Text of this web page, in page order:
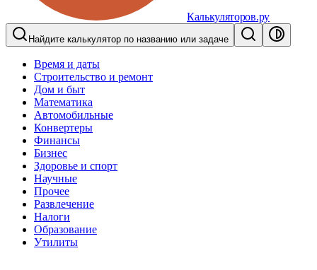
Калькуляторов.ру
Найдите калькулятор по названию или задаче
Время и даты
Строительство и ремонт
Дом и быт
Математика
Автомобильные
Конвертеры
Финансы
Бизнес
Здоровье и спорт
Научные
Прочее
Развлечение
Налоги
Образование
Утилиты